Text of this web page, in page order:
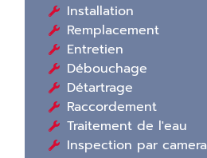
Installation
Remplacement
Entretien
Débouchage
Détartrage
Raccordement
Traitement de l'eau
Inspection par camera